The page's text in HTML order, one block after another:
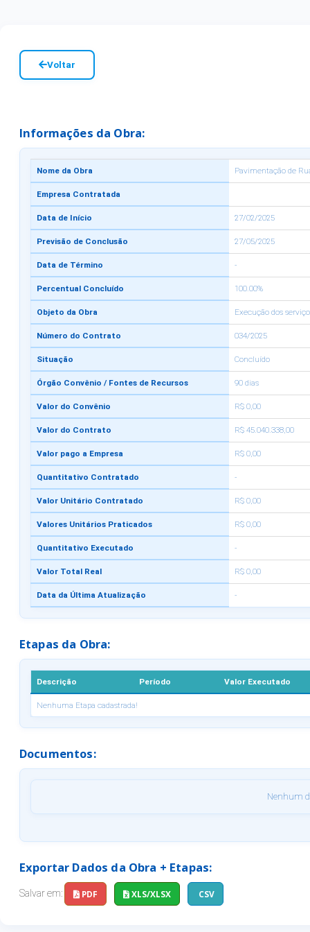
Voltar
Informações da Obra:
Nome da Obra Pavimentação de
Empresa Contratada
Data de Início 27/02/2025
Previsão de Conclusão 27/05/2025
Data de Término -
Percentual Concluído 100.00%
Objeto da Obra Execução dos
Número do Contrato 034/2025
Situação Concluído
Órgão Convênio / Fontes de Recursos 90 dias
Valor do Convênio R$ 0,00
Valor do Contrato R$ 45.040.338,00
Valor pago a Empresa R$ 0,00
Quantitativo Contratado -
Valor Unitário Contratado R$ 0,00
Valores Unitários Praticados R$ 0,00
Quantitativo Executado -
Valor Total Real R$ 0,00
Data da Última Atualização -
Etapas da Obra:
Descrição Período Valor Executado
Nenhuma Etapa cadastrada!
Documentos:
Nenhum
Exportar Dados da Obra + Etapas:
Salvar em: PDF XLS/XLSX CSV